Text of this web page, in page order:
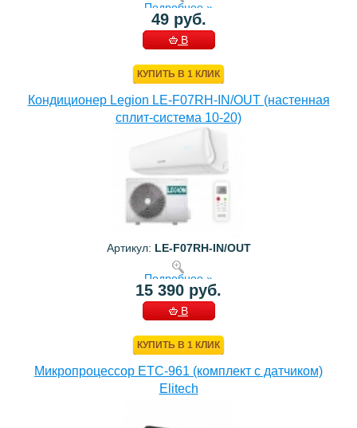
Подробнее »
49 руб.
В
КУПИТЬ В 1 КЛИК
Кондиционер Legion LE-F07RH-IN/OUT (настенная
сплит-система 10-20)
Артикул: LE-F07RH-IN/OUT
Подробнее »
15 390 руб.
В
КУПИТЬ В 1 КЛИК
Микропроцессор ETC-961 (комплект c датчиком)
Elitech